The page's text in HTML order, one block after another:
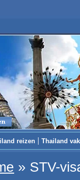
reizen Thailand
» STV-